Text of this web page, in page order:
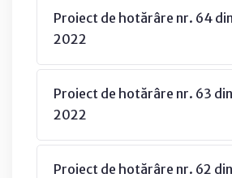
Proiect de hotărâre nr. 64
2022
Proiect de hotărâre nr. 63
2022
Proiect de hotărâre nr. 62